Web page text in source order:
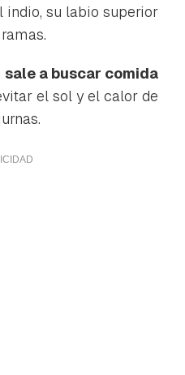
indio, su labio superior
sale a buscar comida
el sol y el calor de